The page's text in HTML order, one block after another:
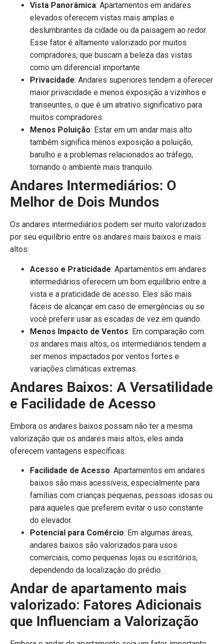
Vista Panorâmica: Apartamentos em andares
elevados oferecem vistas mais amplas e
deslumbrantes da cidade ou da paisagem ao redor.
Esse fator é altamente valorizado por muitos
compradores, que buscam a beleza das vistas
como um diferencial importante.
Privacidade: Andares superiores tendem a oferecer
maior privacidade e menos exposição a vizinhos e
transeuntes, o que é um atrativo significativo para
muitos compradores.
Menos Poluição: Estar em um andar mais alto
também significa menos exposição a poluição,
barulho e a problemas relacionados ao tráfego,
tornando o ambiente mais tranquilo.
Andares Intermediários: O
Melhor de Dois Mundos
Os andares intermediários podem ser muito valorizados
por seu equilíbrio entre os andares mais baixos e mais
altos:
Acesso e Praticidade: Apartamentos em andares
intermediários oferecem um bom equilíbrio entre a
vista e a praticidade de acesso. Eles são mais
fáceis de alcançar em caso de emergências ou se
você preferir usar as escadas de vez em quando.
Menos Impacto de Ventos: Em comparação com
os andares mais altos, os intermediários tendem a
ser menos impactados por ventos fortes e
variações climáticas extremas.
Andares Baixos: A Versatilidade
e Facilidade de Acesso
Embora os andares baixos possam não ter a mesma
valorização que os andares mais altos, eles ainda
oferecem vantagens específicas:
Facilidade de Acesso: Apartamentos em andares
baixos são mais acessíveis, especialmente para
famílias com crianças pequenas, pessoas idosas ou
para aqueles que preferem evitar o uso constante
do elevador.
Potencial para Comércio: Em algumas áreas,
andares baixos são valorizados para usos
comerciais, como pequenas lojas ou escritórios,
dependendo da localização do prédio.
Andar de apartamento mais
valorizado: Fatores Adicionais
que Influenciam a Valorização